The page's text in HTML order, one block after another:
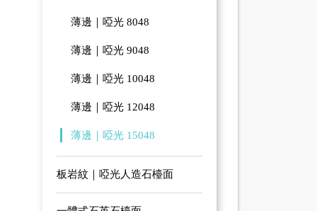
薄邊｜啞光 8048
薄邊｜啞光 9048
薄邊｜啞光 10048
薄邊｜啞光 12048
薄邊｜啞光 15048
板岩紋｜啞光人造石檯面